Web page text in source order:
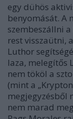
egy dühös
benyomását. A
szembeszállni
rest visszaütni,
Luthor
laza, melegítős
nem tököl a
(mint a
megjegyzésből
nem marad